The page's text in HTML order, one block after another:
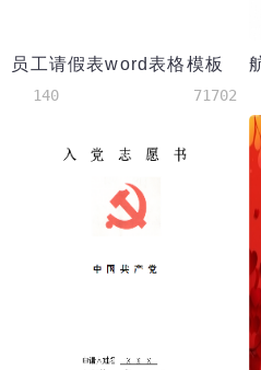
员工请假表word表格模板
140 71702